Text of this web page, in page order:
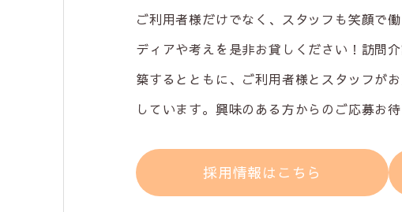
ご利用者様だけでなく、スタッフも笑顔で
ディアや考えを是非お貸しください！訪問
築するとともに、ご利用者様とスタッフが
しています。興味のある方からのご応募お
採用情報はこちら